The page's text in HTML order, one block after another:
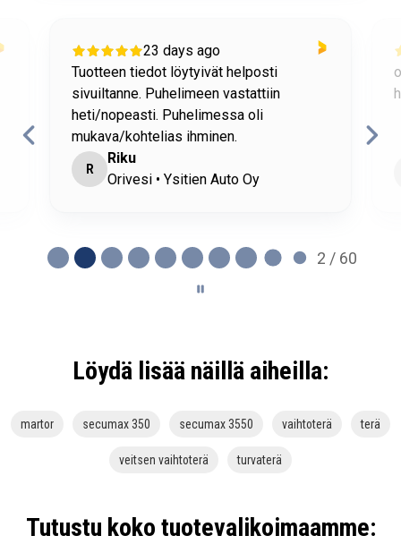
23 days ago
Tuotteen tiedot löytyivät helposti
sivuiltanne. Puhelimeen vastattiin
heti/nopeasti. Puhelimessa oli
mukava/kohtelias ihminen.
R
Riku
Orivesi • Ysitien Auto Oy
2 / 60
Löydä lisää näillä aiheilla:
martor secumax 350 secumax 3550 vaihtoterä terä
veitsen vaihtoterä turvaterä
Tutustu koko tuotevalikoimaamme: